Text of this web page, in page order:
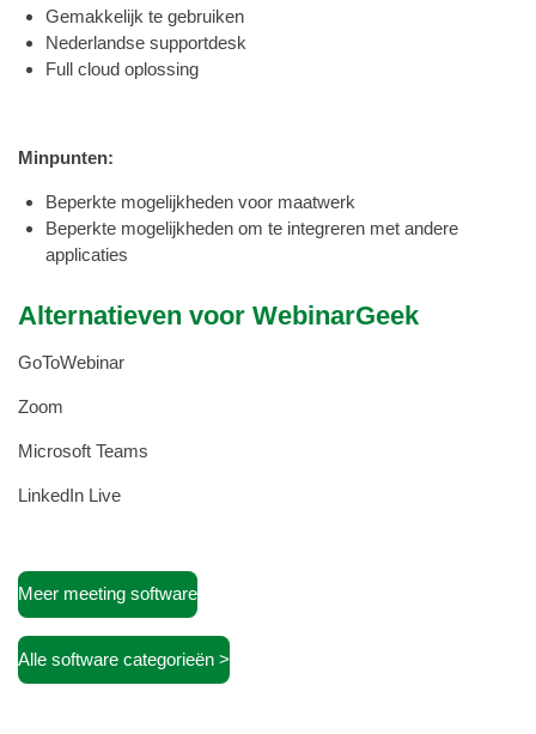
Gemakkelijk te gebruiken
Nederlandse supportdesk
Full cloud oplossing
Minpunten:
Beperkte mogelijkheden voor maatwerk
Beperkte mogelijkheden om te integreren met andere
applicaties
Alternatieven voor WebinarGeek
GoToWebinar
Zoom
Microsoft Teams
LinkedIn Live
Meer meeting software
Alle software categorieën >